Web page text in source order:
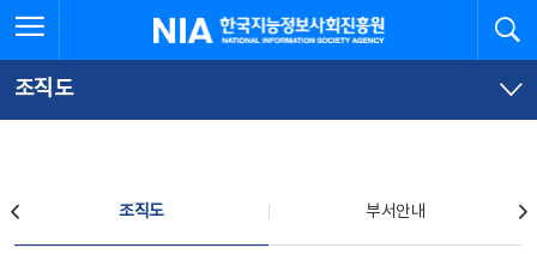
문
로
가
체
뉴
바
가
한국지능정보사회진흥원
조직도
조직도 부서안내